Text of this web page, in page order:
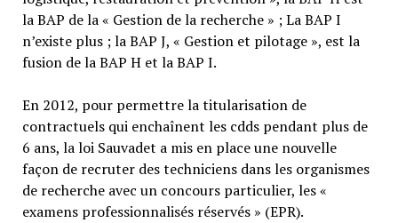
la BAP de la « Gestion de la recherche » ; La BAP I
n’existe plus ; la BAP J, « Gestion et pilotage », est la
fusion de la BAP H et la BAP I.
En 2012, pour permettre la titularisation de
contractuels qui enchaînent les cdds pendant plus de
6 ans, la loi Sauvadet a mis en place une nouvelle
façon de recruter des techniciens dans les organismes
de recherche avec un concours particulier, les «
examens professionnalisés réservés » (EPR).